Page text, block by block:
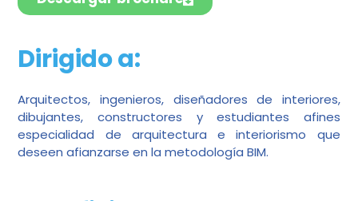
Dirigido a:
Arquitectos, ingenieros, diseñadores de interiores,
dibujantes, constructores y estudiantes afines
especialidad de arquitectura e interiorismo que
deseen afianzarse en la metodología BIM.